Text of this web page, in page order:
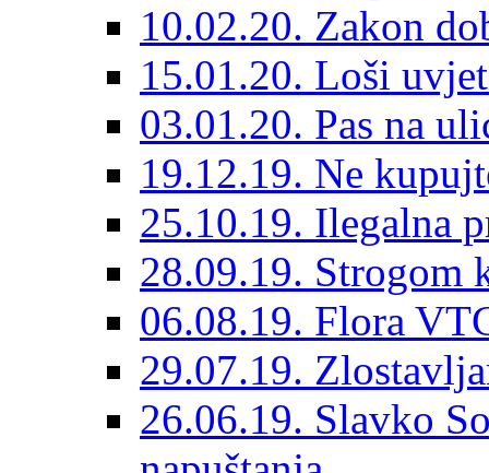
10.02.20. Zakon
15.01.20. Loši
03.01.20. Pas na
19.12.19. Ne
25.10.19. Ilegalna
28.09.19. Strogom
06.08.19. Flora
29.07.19.
26.06.19. Slavko